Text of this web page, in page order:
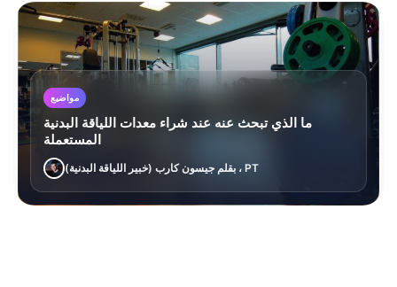
مواضيع
ما الذي تبحث عنه عند شراء معدات اللياقة البدنية
المستعملة
بقلم جيسون كارب (خبير اللياقة البدنية) ، PT